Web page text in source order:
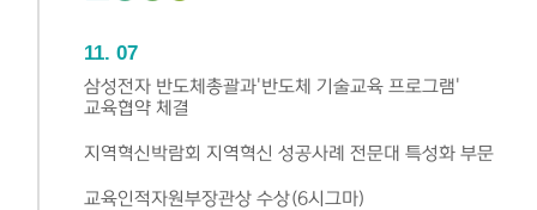
11 07
삼성전자 반도체총괄과'반도체 기술교육 프로그램'
교육협약 체결
지역혁신박람회 지역혁신 성공사례 전문대 특성화 부문
교육인적자원부장관상 수상(6시그마)